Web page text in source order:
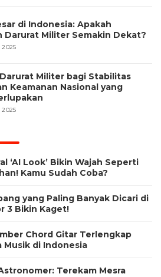
di Indonesia: Apakah
Darurat Militer Semakin Dekat?
Militer bagi Stabilitas
Keamanan Nasional yang
‘AI Look’ Bikin Wajah Seperti
Kamu Sudah Coba?
yang Paling Banyak Dicari di
3 Bikin Kaget!
Chord Gitar Terlengkap
di Indonesia
Terekam Mesra